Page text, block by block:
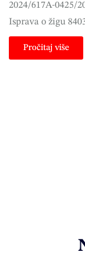
2024/617A-0425/
Isprava o žigu
Pročitaj više